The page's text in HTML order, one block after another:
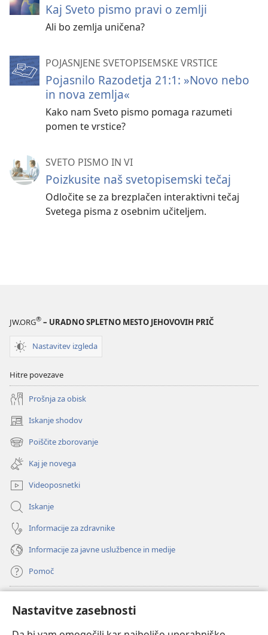
Nastavitve zasebnosti
Kaj Sveto pismo pravi o zemlji
Ali bo zemlja uničena?
POJASNJENE SVETOPISEMSKE VRSTICE
Pojasnilo Razodetja 21:1: »Novo nebo
in nova zemlja«
Kako nam Sveto pismo pomaga razumeti
pomen te vrstice?
SVETO PISMO IN VI
Poizkusite naš svetopisemski tečaj
Odločite se za brezplačen interaktivni tečaj
Svetega pisma z osebnim učiteljem.
JW.ORG® – URADNO SPLETNO MESTO JEHOVOVIH PRIČ
Nastavitev izgleda
Hitre povezave
Prošnja za obisk
Iskanje shodov
(odpre
novo
okno)
Poiščite zborovanje
(odpre
novo
okno)
Kaj je novega
Videoposnetki
Iskanje
Informacije za zdravnike
Informacije za javne uslužbence in medije
Pomoč
(odpre
novo
okno)